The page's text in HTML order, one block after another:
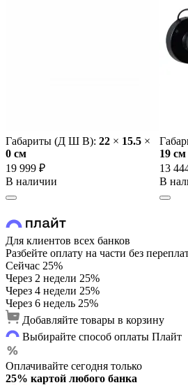
Габариты (Д Ш В): 22 × 15.5 ×
0 cм
19 999 ₽
В наличии
19 cм
13
В
Для клиентов всех банков
Разбейте оплату на части без
Сейчас 25%
Через 2 недели 25%
Через 4 недели 25%
Через 6 недель 25%
Добавляйте товары в корзину
Выбирайте способ оплаты Плайт
Оплачивайте сегодня только
25% картой любого банка